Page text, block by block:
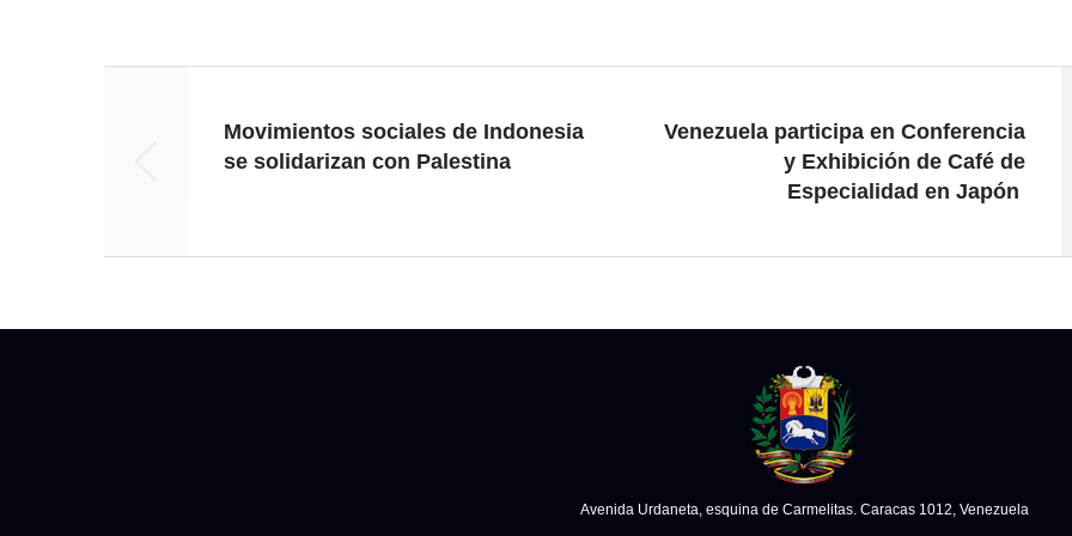
Movimientos sociales de Indonesia
se solidarizan con Palestina
Venezuela participa en Conferencia
y Exhibición de Café de
Especialidad en Japón
Avenida Urdaneta, esquina de Carmelitas. Caracas 1012, Venezuela